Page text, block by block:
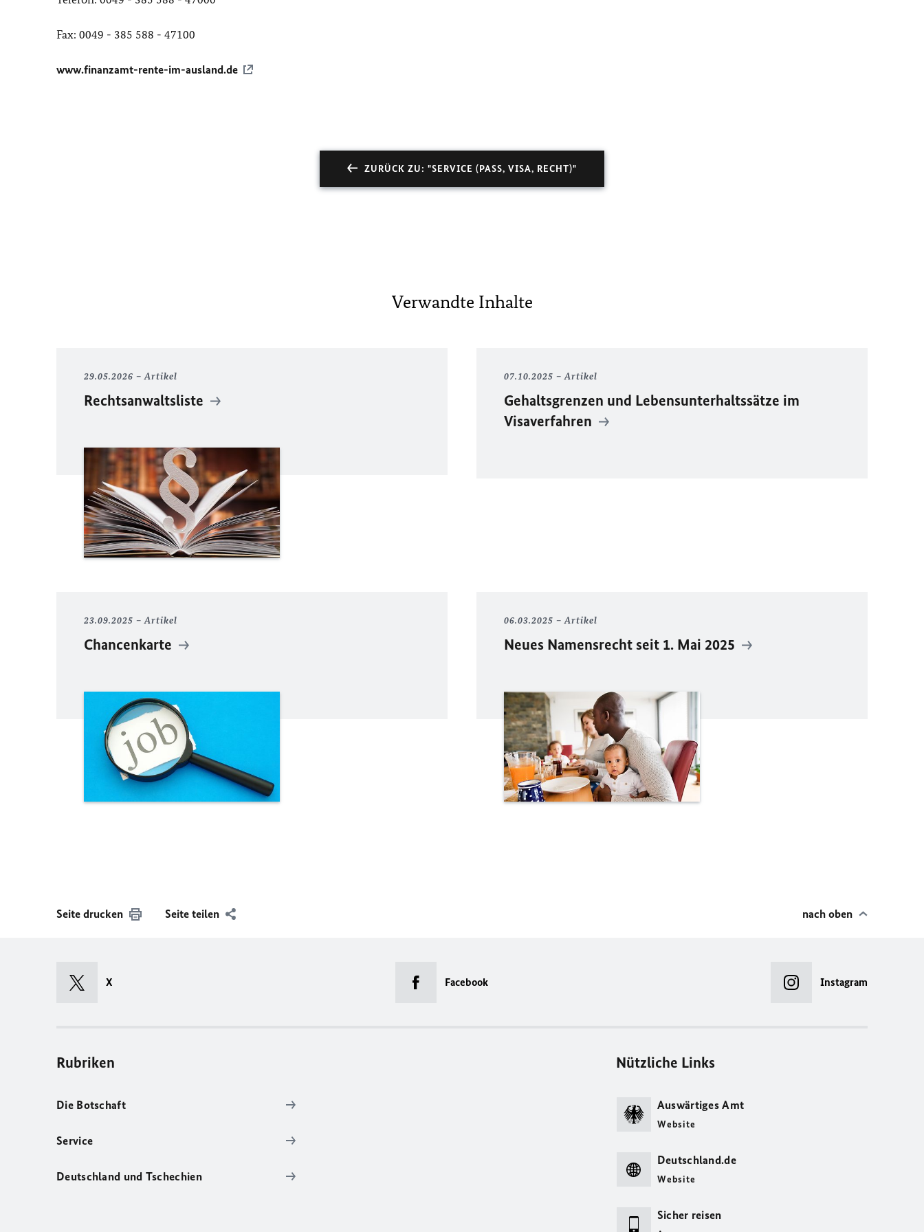
Fax: 0049 - 385 588 - 47100
www.finanzamt-rente-im-ausland.de
ZURÜCK ZU: "SERVICE (PASS, VISA, RECHT)"
Verwandte Inhalte
29.05.2026 Artikel
Rechtsanwaltsliste
07.10.2025 Artikel
Gehaltsgrenzen und Lebensunterhaltssätze im
Visaverfahren
23.09.2025 Artikel
Chancenkarte
06.03.2025 Artikel
Neues Namensrecht seit 1. Mai 2025
Seite drucken Seite teilen nach oben
X Facebook Instagram
Rubriken
Die Botschaft
Service
Deutschland und Tschechien
Nützliche Links
Auswärtiges Amt
Website
Deutschland.de
Website
Sicher reisen